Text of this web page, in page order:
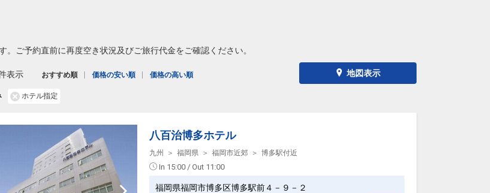
ご予約直前に再度空き状況及びご旅行代金をご確認ください。
地図表示
ホテル指定
表示 おすすめ順 価格の安い順 価格の高い順
八百治博多ホテル
九州 福岡県 福岡市近郊 博多駅付近
In 15:00 / Out 11:00
福岡県福岡市博多区博多駅前４－９－２